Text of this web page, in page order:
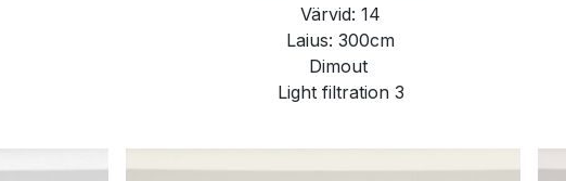
Värvid: 14
Laius: 300cm
Dimout
Light filtration 3